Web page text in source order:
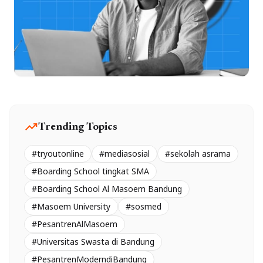
trending_upTrending Topics
#tryoutonline #mediasosial
#sekolah asrama
#Boarding School tingkat SMA
#Boarding School Al Masoem Bandung
#Masoem University
#sosmed
#PesantrenAlMasoem
#Universitas Swasta di Bandung
#PesantrenModerndiBandung